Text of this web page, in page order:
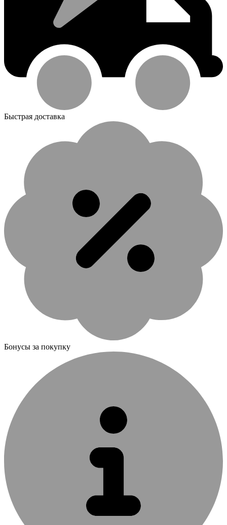
Быстрая доставка
Бонусы за покупку